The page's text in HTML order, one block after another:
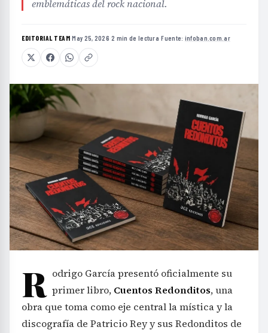
emblemáticas del rock nacional.
EDITORIAL TEAM·May 25, 2026·2 min de lectura·Fuente: infoban.com.ar
R odrigo García presentó oficialmente su
primer libro, Cuentos Redonditos, una
obra que toma como eje central la mística y la
discografía de Patricio Rey y sus Redonditos de